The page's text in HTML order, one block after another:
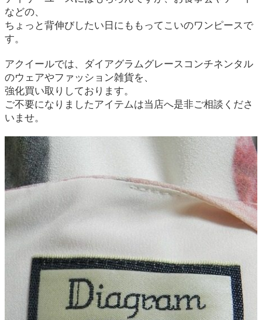
などの、
ちょっと背伸びしたい日にももってこいのワンピースで
す。
アクイールでは、ダイアグラムグレースコンチネンタル
のウェアやファッション雑貨を、
強化買い取りしております。
ご不要になりましたアイテムは当店へ是非ご相談くださ
いませ。